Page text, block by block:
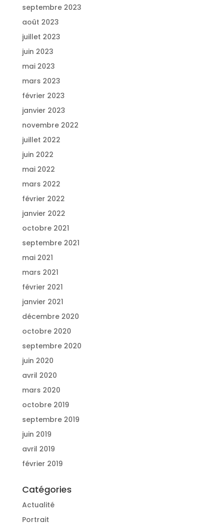
septembre 2023
août 2023
juillet 2023
juin 2023
mai 2023
mars 2023
février 2023
janvier 2023
novembre 2022
juillet 2022
juin 2022
mai 2022
mars 2022
février 2022
janvier 2022
octobre 2021
septembre 2021
mai 2021
mars 2021
février 2021
janvier 2021
décembre 2020
octobre 2020
septembre 2020
juin 2020
avril 2020
mars 2020
octobre 2019
septembre 2019
juin 2019
avril 2019
février 2019
Catégories
Actualité
Portrait